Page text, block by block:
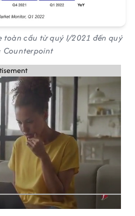
toàn cầu từ quý I/2021 đến quý
Counterpoint